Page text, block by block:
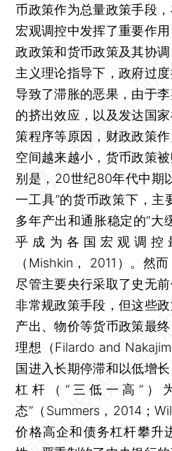
币政策作为总量政策手段
宏观调控中发挥了重要作
政政策和货币政策及其协
主义理论指导下，政府过
导致了滞胀的恶果，由于
的挤出效应，以及发达国
策程序等原因，财政政策
空间越来越小，货币政策
别是，20世纪80年代中期
一工具”的货币政策下，
多年产出和通胀稳定的“大
乎成为各国宏观调控
（Mishkin， 2011）。然
尽管主要央行采取了史无
非常规政策手段，但这些
产出、物价等货币政策最
理想（Filardo and
国进入长期停滞和以低增
杠杆（“三低一高”）
态”（Summers，2014；
价格高企和债务杠杆攀升